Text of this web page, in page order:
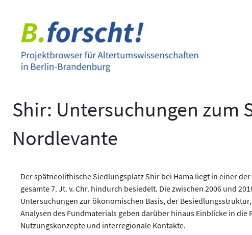
springen
Shir: Untersuchungen zum
Nordlevante
Der spätneolithische Siedlungsplatz Shir bei Hama liegt in einer
gesamte 7. Jt. v. Chr. hindurch besiedelt. Die zwischen 2006 und
Untersuchungen zur ökonomischen Basis, der
Analysen des Fundmaterials geben darüber hinaus Einblicke in
Nutzungskonzepte und interregionale Kontakte.